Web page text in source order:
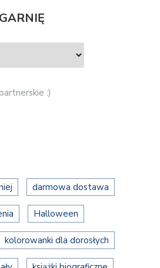
:)
darmowa dostawa
Halloween
kolorowanki dla dorosłych